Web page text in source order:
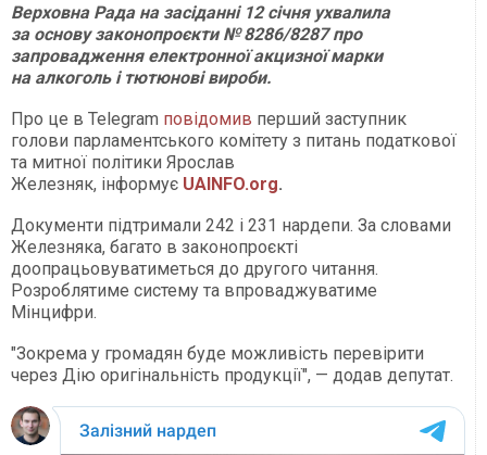
Верховна Рада на засіданні 12 січня ухвалила
за основу законопроєкти № 8286/8287 про
запровадження електронної акцизної марки
на алкоголь і тютюнові вироби.
Про це в Telegram повідомив перший заступник
голови парламентського комітету з питань податкової
та митної політики Ярослав
Железняк, інформує UAINFO.org.
Документи підтримали 242 і 231 нардепи. За словами
Железняка, багато в законопроєкті
доопрацьовуватиметься до другого читання.
Розроблятиме систему та впроваджуватиме
Мінцифри.
"Зокрема у громадян буде можливість перевірити
через Дію оригінальність продукції", — додав депутат.